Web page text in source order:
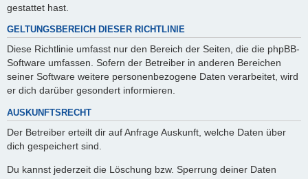
gestattet hast.
GELTUNGSBEREICH DIESER RICHTLINIE
Diese Richtlinie umfasst nur den Bereich der Seiten, die die phpBB-
Software umfassen. Sofern der Betreiber in anderen Bereichen
seiner Software weitere personenbezogene Daten verarbeitet, wird
er dich darüber gesondert informieren.
AUSKUNFTSRECHT
Der Betreiber erteilt dir auf Anfrage Auskunft, welche Daten über
dich gespeichert sind.
Du kannst jederzeit die Löschung bzw. Sperrung deiner Daten